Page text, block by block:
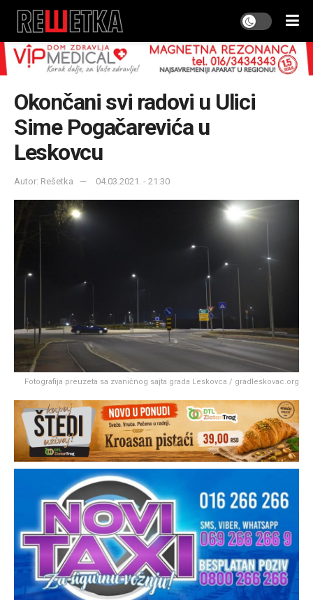
Okončani svi radovi u Ulici
Sime Pogačarevića u
Leskovcu
Autor: Rešetka 04.03.2021. - 21:30
Fotografija preuzeta sa zvaničnog sajta grada Leskovca / gradleskovac.org